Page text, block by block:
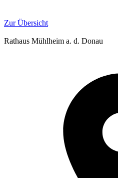
Zur Übersicht
Rathaus Mühlheim a. d. Donau